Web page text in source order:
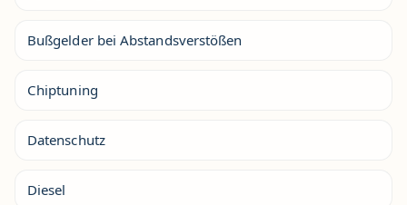
Bußgelder bei Abstandsverstößen
Chiptuning
Datenschutz
Diesel